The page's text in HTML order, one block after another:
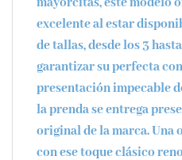
excelente al estar
de tallas,desde los 3
garantizar su perfecta
presentación impecable
la prenda se entrega
originalde la marca. Una
con ese toque clásico